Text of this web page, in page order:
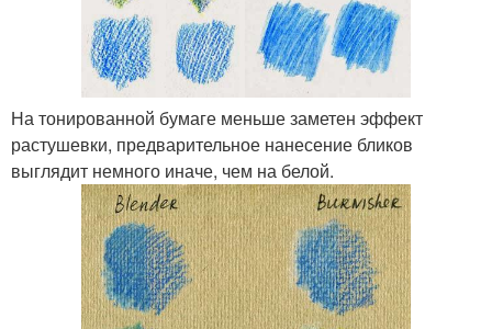
На тонированной бумаге меньше заметен эффект
растушевки, предварительное нанесение бликов
выглядит немного иначе, чем на белой.